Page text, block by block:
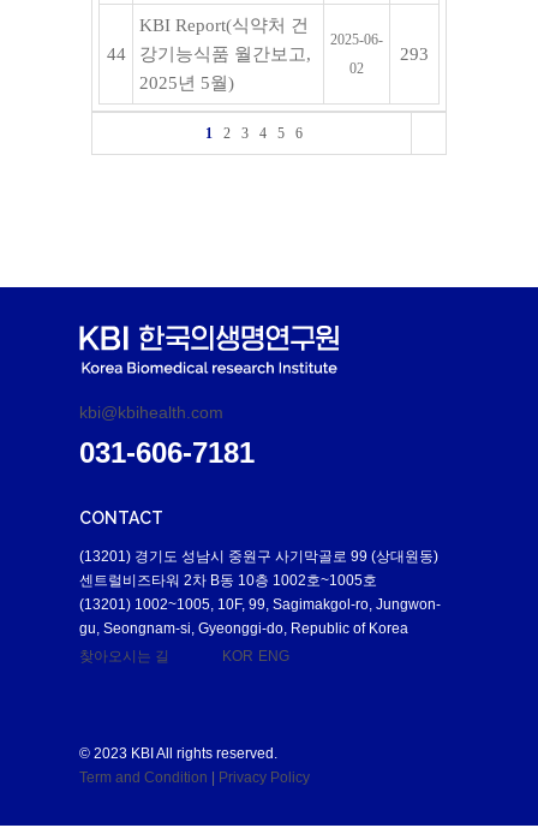
44
KBI Report(식약처 건
강기능식품 월간보고,
2025년 5월)
2025-06-
02
293
1 2 3 4 5 6
kbi@kbihealth.com
031-606-7181
CONTACT
(13201) 경기도 성남시 중원구 사기막골로 99 (상대원동)
센트럴비즈타워 2차 B동 10층 1002호~1005호
(13201) 1002~1005, 10F, 99, Sagimakgol-ro, Jungwon-
gu, Seongnam-si, Gyeonggi-do, Republic of Korea
찾아오시는 길
KOR ENG
© 2023 KBI All rights reserved.
Term and Condition
Privacy Policy